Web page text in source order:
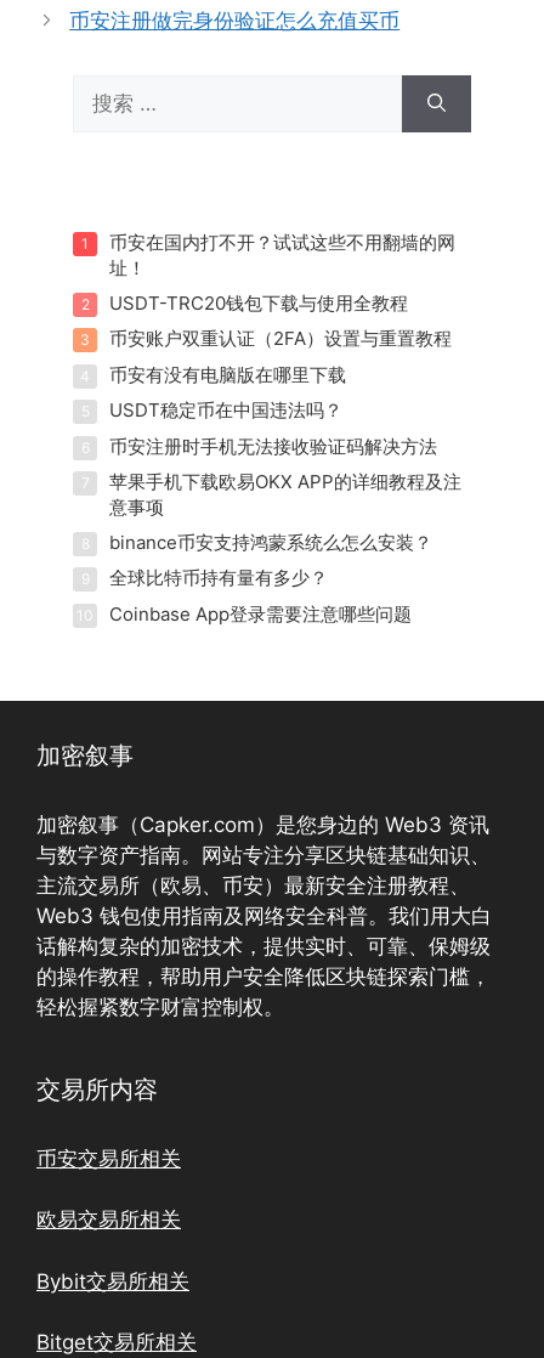
币安注册做完身份验证怎么充值买币
索：
1
币安在国内打不开？试试这些不用翻墙的网
址！
2 USDT-TRC20钱包下载与使用全教程
3 币安账户双重认证（2FA）设置与重置教程
4 币安有没有电脑版在哪里下载
5 USDT稳定币在中国违法吗？
6 币安注册时手机无法接收验证码解决方法
7
苹果手机下载欧易OKX APP的详细教程及注
意事项
8 binance币安支持鸿蒙系统么怎么安装？
9 全球比特币持有量有多少？
10 Coinbase App登录需要注意哪些问题
加密叙事
加密叙事（Capker.com）是您身边的 Web3 资讯
与数字资产指南。网站专注分享区块链基础知识、
主流交易所（欧易、币安）最新安全注册教程、
Web3 钱包使用指南及网络安全科普。我们用大白
话解构复杂的加密技术，提供实时、可靠、保姆级
的操作教程，帮助用户安全降低区块链探索门槛，
轻松握紧数字财富控制权。
交易所内容
币安交易所相关
欧易交易所相关
Bybit交易所相关
Bitget交易所相关